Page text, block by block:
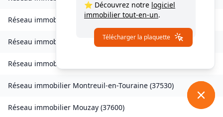
Réseau immobilier Lussault-sur-Loire(37400)
Réseau immobilier Marcilly-sur-Vienne ( 37800)
Réseau immobilier
Réseau immobilier Montreuil-en-Touraine (37530)
Réseau immobilier Mouzay (37600)
⭐ Découvrez notre logiciel
immobilier tout-en-un.
Télécharger la plaquette